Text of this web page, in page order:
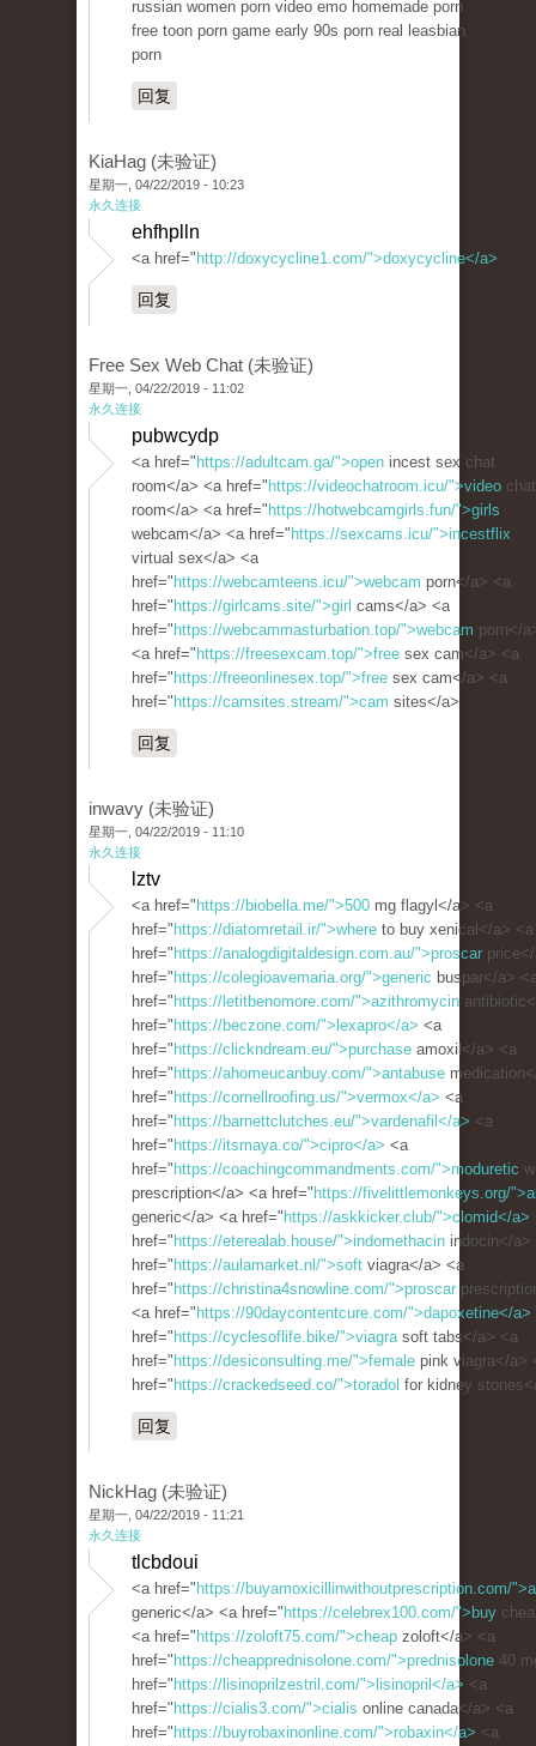
russian women porn video emo homemade porn
free toon porn game early 90s porn real leasbian
porn
回复
KiaHag (未验证)
星期一, 04/22/2019 - 10:23
永久连接
ehfhplln
<a href=" http://doxycycline1.com/">doxycycline</a>
回复
Free Sex Web Chat (未验证)
星期一, 04/22/2019 - 11:02
永久连接
pubwcydp
<a href=" https://adultcam.ga/">open incest sex chat
room</a> <a href=" https://videochatroom.icu/">video chat
room</a> <a href=" https://hotwebcamgirls.fun/">girls
webcam</a> <a href=" https://sexcams.icu/">incestflix
virtual sex</a> <a
href=" https://webcamteens.icu/">webcam porn</a> <a
href=" https://girlcams.site/">girl cams</a> <a
href=" https://webcammasturbation.top/">webcam porn</
<a href=" https://freesexcam.top/">free sex cam</a> <a
href=" https://freeonlinesex.top/">free sex cam</a> <a
href=" https://camsites.stream/">cam sites</a>
回复
inwavy (未验证)
星期一, 04/22/2019 - 11:10
永久连接
lztv
<a href=" https://biobella.me/">500 mg flagyl</a> <a
href=" https://diatomretail.ir/">where to buy xenical</a> <a
href=" https://analogdigitaldesign.com.au/">proscar
href=" https://colegioavemaria.org/">generic buspar</a>
href=" https://letitbenomore.com/">azithromycin
href=" https://beczone.com/">lexapro</a> <a
href=" https://clickndream.eu/">purchase amoxil</a> <a
href=" https://ahomeucanbuy.com/">antabuse
href=" https://cornellroofing.us/">vermox</a> <a
href=" https://barnettclutches.eu/">vardenafil</a> <a
href=" https://itsmaya.co/">cipro</a> <a
href=" https://coachingcommandments.com/">moduretic
prescription</a> <a href=" https://fivelittlemonkeys.org/
generic</a> <a href=" https://askkicker.club/">clomid</a>
href=" https://eterealab.house/">indomethacin indocin</a>
href=" https://aulamarket.nl/">soft viagra</a> <a
href=" https://christina4snowline.com/">proscar
<a href=" https://90daycontentcure.com/">dapoxetine</a>
href=" https://cyclesoflife.bike/">viagrasoft tabs</a> <a
href=" https://desiconsulting.me/">female pink viagra</a>
href=" https://crackedseed.co/">toradol for kidney
回复
NickHag (未验证)
星期一, 04/22/2019 - 11:21
永久连接
tlcbdoui
<a href=" https://buyamoxicillinwithoutprescription.com/
generic</a> <a href=" https://celebrex100.com/">buy
<a href=" https://zoloft75.com/">cheap zoloft</a> <a
href=" https://cheapprednisolone.com/">prednisolone 40
href=" https://lisinoprilzestril.com/">lisinopril</a> <a
href=" https://cialis3.com/">cialis online canada</a> <a
href=" https://buyrobaxinonline.com/">robaxin</a> <a